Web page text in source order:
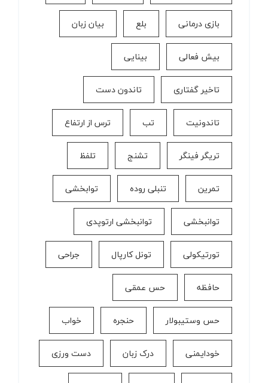
بازی درمانی بلع بیان زبان
بیش فعالی بینایی
تاخیر گفتاری تاندون دست
تاندونیت تب ترس از ارتفاع
تریگر فینگر تشنج تلفظ
تمرین تنبلی روده توابخشی
توانبخشی توانبخشی ارتوپدی
تورتیکولی تونل کارپال جراحی
حافظه حس عمقی
حس وستیبولار حنجره خواب
خودایمنی درک زبان دست ورزی